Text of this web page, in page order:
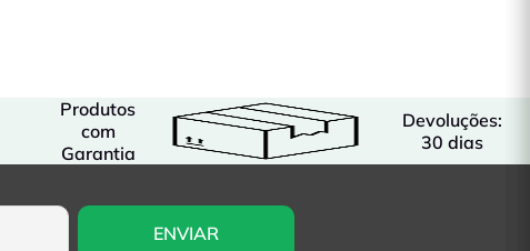
Produtos
com
Garantia
Devoluções:
30 dias